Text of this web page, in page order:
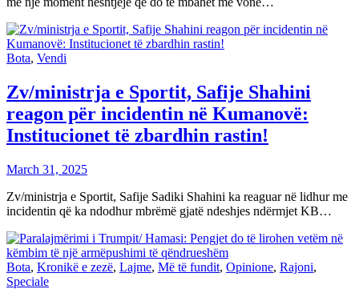
Bota, Vendi
Zv/ministrja e Sportit, Safije Shahini
reagon për incidentin në Kumanovë:
Institucionet të zbardhin rastin!
March 31, 2025
Zv/ministrja e Sportit, Safije Sadiki Shahini ka reaguar në lidhur me
incidentin që ka ndodhur mbrëmë gjatë ndeshjes ndërmjet KB…
Bota, Kronikë e zezë, Lajme, Më të fundit, Opinione, Rajoni,
Speciale